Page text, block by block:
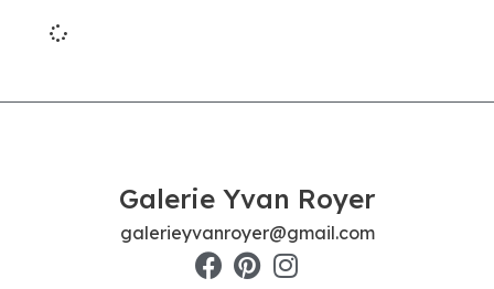
Galerie Yvan Royer
galerieyvanroyer@gmail.com